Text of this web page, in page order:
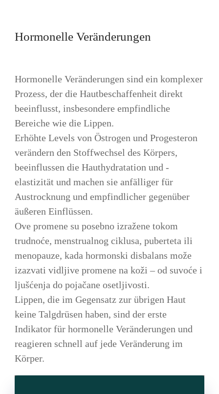
Hormonelle Veränderungen
Hormonelle Veränderungen sind ein komplexer
Prozess, der die Hautbeschaffenheit direkt
beeinflusst, insbesondere empfindliche
Bereiche wie die Lippen.
Erhöhte Levels von Östrogen und Progesteron
verändern den Stoffwechsel des Körpers,
beeinflussen die Hauthydratation und -
elastizität und machen sie anfälliger für
Austrocknung und empfindlicher gegenüber
äußeren Einflüssen.
Ove promene su posebno izražene tokom
trudnoće, menstrualnog ciklusa, puberteta ili
menopauze, kada hormonski disbalans može
izazvati vidljive promene na koži – od suvoće i
ljušćenja do pojačane osetljivosti.
Lippen, die im Gegensatz zur übrigen Haut
keine Talgdrüsen haben, sind der erste
Indikator für hormonelle Veränderungen und
reagieren schnell auf jede Veränderung im
Körper.